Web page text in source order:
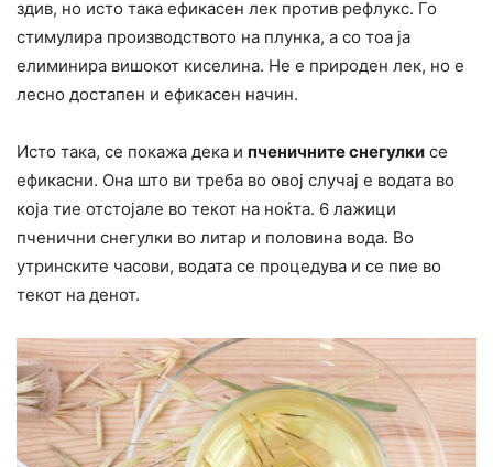
здив, но исто така ефикасен лек против рефлукс. Го
стимулира производството на плунка, а со тоа ја
елиминира вишокот киселина. Не е природен лек, но е
лесно достапен и ефикасен начин.
Исто така, се покажа дека и пченичните снегулки се
ефикасни. Она што ви треба во овој случај е водата во
која тие отстојале во текот на ноќта. 6 лажици
пченични снегулки во литар и половина вода. Во
утринските часови, водата се процедува и се пие во
текот на денот.